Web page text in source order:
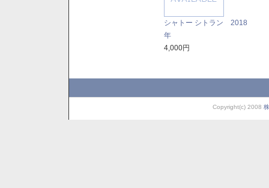
シャトー シトラン 2018
年
4,000円
Copyright(c) 2008